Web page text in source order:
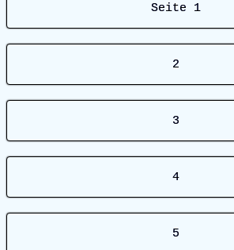
Seite 1
2
3
4
5